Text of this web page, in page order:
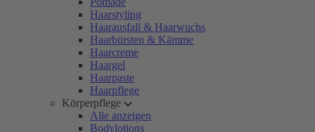
Haarstyling
Haarausfall & Haarwuchs
Haarbürsten & Kämme
Haarcreme
Haargel
Haarpaste
Haarpflege
Körperpflege
Alle anzeigen
Bodylotions